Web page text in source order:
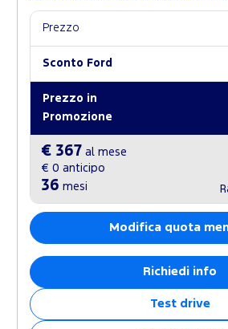
Prezzo
Sconto Ford
Prezzo in
Promozione
€ 367 al mese
€ 0 anticipo
36 mesi
Modifica quota
Richiedi info
Test drive